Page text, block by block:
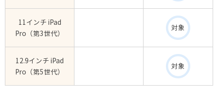
11インチ iPad
Pro（第3世代）
対象
12.9インチ iPad
Pro（第5世代）
対象